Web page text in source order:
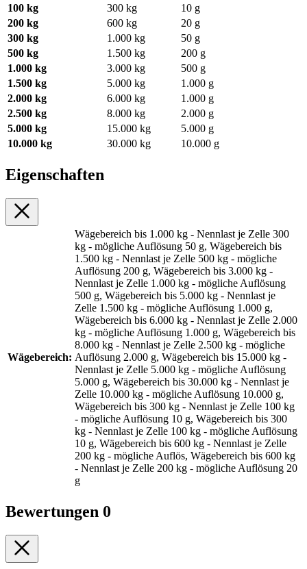
100 kg
300 kg
10 g
200 kg
600 kg
20 g
300 kg
1.000 kg
50 g
500 kg
1.500 kg
200 g
1.000 kg
3.000 kg
500 g
1.500 kg
5.000 kg
1.000 g
2.000 kg
6.000 kg
1.000 g
2.500 kg
8.000 kg
2.000 g
5.000 kg
15.000 kg
5.000 g
10.000 kg
30.000 kg 10.000 g
Eigenschaften
Wägebereich:
Wägebereich bis 1.000 kg - Nennlast je Zelle 300
kg - mögliche Auflösung 50 g, Wägebereich bis
1.500 kg - Nennlast je Zelle 500 kg - mögliche
Auflösung 200 g, Wägebereich bis 3.000 kg -
Nennlast je Zelle 1.000 kg - mögliche Auflösung
500 g, Wägebereich bis 5.000 kg - Nennlast je
Zelle 1.500 kg - mögliche Auflösung 1.000 g,
Wägebereich bis 6.000 kg - Nennlast je Zelle 2.000
kg - mögliche Auflösung 1.000 g, Wägebereich bis
8.000 kg - Nennlast je Zelle 2.500 kg - mögliche
Auflösung 2.000 g, Wägebereich bis 15.000 kg -
Nennlast je Zelle 5.000 kg - mögliche Auflösung
5.000 g, Wägebereich bis 30.000 kg - Nennlast je
Zelle 10.000 kg - mögliche Auflösung 10.000 g,
Wägebereich bis 300 kg - Nennlast je Zelle 100 kg
- mögliche Auflösung 10 g, Wägebereich bis 300
kg - Nennlast je Zelle 100 kg - mögliche Auflösung
10 g, Wägebereich bis 600 kg - Nennlast je Zelle
200 kg - mögliche Auflös, Wägebereich bis 600 kg
- Nennlast je Zelle 200 kg - mögliche Auflösung 20
g
Bewertungen 0